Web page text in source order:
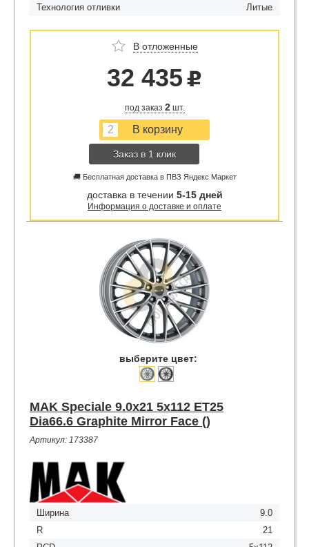
Технология отливки
Литые
В отложенные
32 435 u
под заказ 2шт.
Заказ в 1 клик
🚚 Бесплатная доставка в ПВЗ Яндекс Маркет
доставка в течении 5-15 дней
Информация о доставке и оплате
выберите цвет:
MAK Speciale 9.0x21 5x112 ET25
Dia66.6 Graphite Mirror Face ()
Артикул: 173387
Ширина
9.0
R
21